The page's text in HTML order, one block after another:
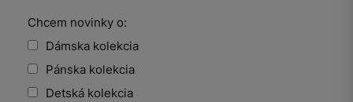
Chcem novinky o:
Dámska kolekcia
Pánska kolekcia
Detská kolekcia